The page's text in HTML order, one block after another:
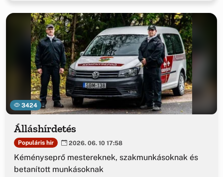
3424
Álláshírdetés
Populáris hír 2026. 06. 10 17:58
Kéményseprő mestereknek, szakmunkásoknak és
betanított munkásoknak